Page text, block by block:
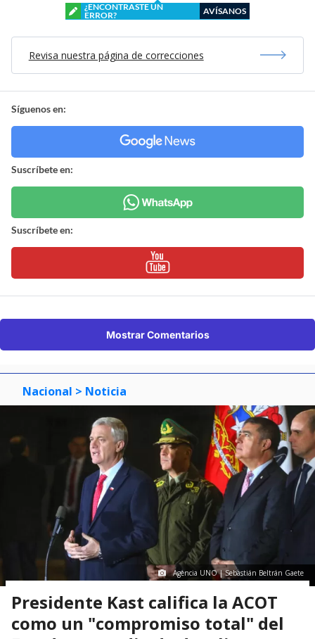
¿ENCONTRASTE UN
ERROR?
AVÍSANOS
Revisa nuestra página de correcciones
Síguenos en:
Suscríbete en:
Suscríbete en:
Mostrar Comentarios
Nacional > Noticia
Agencia UNO | Sebastián Beltrán Gaete
Presidente Kast califica la ACOT
como un "compromiso total" del